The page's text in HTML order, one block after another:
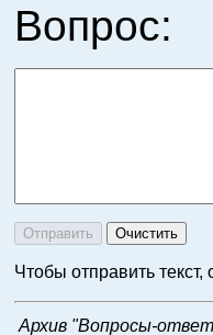
Вопрос:
Чтобы отправить
Архив "Вопросы-